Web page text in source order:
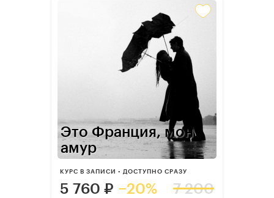
Это Франция, мон
амур
КУРС В ЗАПИСИ • ДОСТУПНО СРАЗУ
5 760 ₽ −20% 7 200